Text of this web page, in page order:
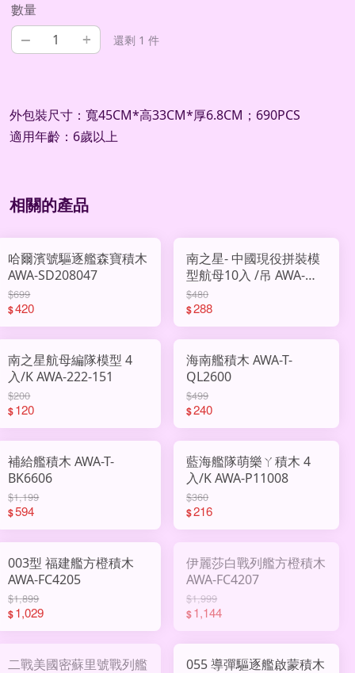
數量
– + 還剩 1 件
外包裝尺寸：寬45CM*高33CM*厚6.8CM；690PCS
適用年齡：6歲以上
相關的產品
哈爾濱號驅逐艦森寶積木
AWA-SD208047
$699
$420
南之星- 中國現役拼裝模
型航母10入 /吊 AWA-
222-152
$480
$288
南之星航母編隊模型 4
入/K AWA-222-151
$200
$120
海南艦積木 AWA-T-
QL2600
$499
$240
補給艦積木 AWA-T-
BK6606
$1,199
$594
藍海艦隊萌樂ㄚ積木 4
入/K AWA-P11008
$360
$216
003型 福建艦方橙積木
AWA-FC4205
$1,899
$1,029
伊麗莎白戰列艦方橙積木
AWA-FC4207
$1,999
$1,144
二戰美國密蘇里號戰列艦
055 導彈驅逐艦啟蒙積木